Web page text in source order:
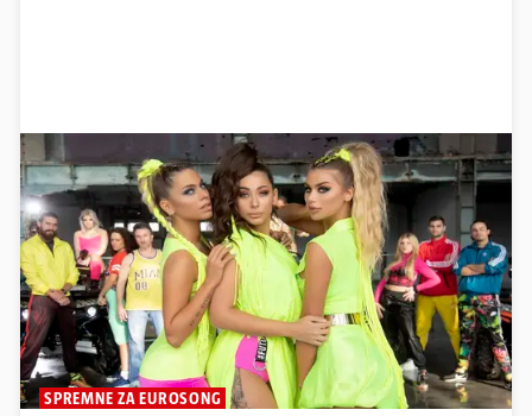
SPREMNE ZA EUROSONG